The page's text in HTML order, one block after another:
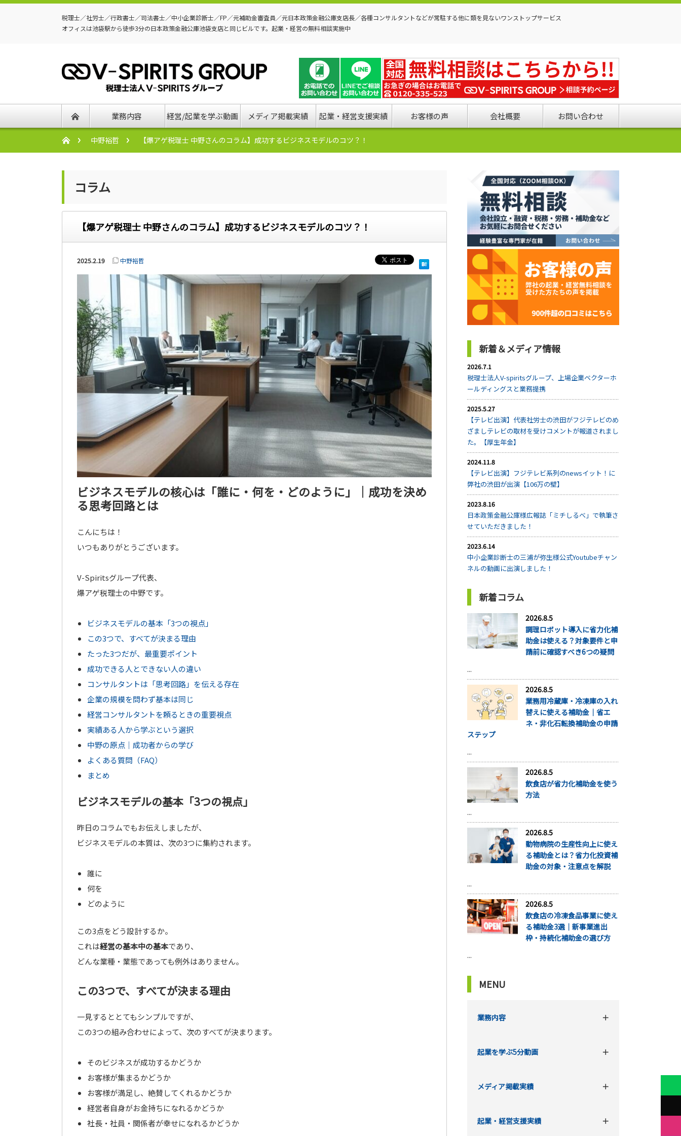
税理士／社労士／行政書士／司法書士／中小企業診断士／FP／元補助金審査員／元日本政策金融公庫支店長／各種コンサルタントなどが常駐する他に類を見ないワンストップサービス
オフィスは池袋駅から徒歩3分の日本政策金融公庫池袋支店と同じビルです。起業・経営の無料相談実施中
業務内容 経営/起業を学ぶ動画 メディア掲載実績 起業・経営支援実績 お客様の声 会社概要 お問い合わせ
中野裕哲 【爆アゲ税理士 中野さんのコラム】成功するビジネスモデルのコツ？！
コラム
【爆アゲ税理士 中野さんのコラム】成功するビジネスモデルのコツ？！
2025.2.19 中野裕哲
ビジネスモデルの核心は「誰に・何を・どのように」｜成功を決め
る思考回路とは
こんにちは！
いつもありがとうございます。
V-Spiritsグループ代表、
爆アゲ税理士の中野です。
ビジネスモデルの基本「3つの視点」
この3つで、すべてが決まる理由
たった3つだが、最重要ポイント
成功できる人とできない人の違い
コンサルタントは「思考回路」を伝える存在
企業の規模を問わず基本は同じ
経営コンサルタントを頼るときの重要視点
実績ある人から学ぶという選択
中野の原点｜成功者からの学び
よくある質問（FAQ）
まとめ
ビジネスモデルの基本「3つの視点」
昨日のコラムでもお伝えしましたが、
ビジネスモデルの本質は、次の3つに集約されます。
誰に
何を
どのように
この3点をどう設計するか。
これは経営の基本中の基本であり、
どんな業種・業態であっても例外はありません。
この3つで、すべてが決まる理由
一見するととてもシンプルですが、
この3つの組み合わせによって、次のすべてが決まります。
そのビジネスが成功するかどうか
お客様が集まるかどうか
お客様が満足し、絶賛してくれるかどうか
経営者自身がお金持ちになれるかどうか
社長・社員・関係者が幸せになれるかどうか
新着＆メディア情報
2026.7.1
税理士法人V-spiritsグループ、上場企業ベクターホ
ールディングスと業務提携
2025.5.27
【テレビ出演】代表社労士の渋田がフジテレビのめ
ざましテレビの取材を受けコメントが報道されまし
た。【厚生年金】
2024.11.8
【テレビ出演】フジテレビ系列のnewsイット！に
弊社の渋田が出演【106万の壁】
2023.8.16
日本政策金融公庫様広報誌「ミチしるべ」で執筆さ
せていただきました！
2023.6.14
中小企業診断士の三浦が弥生様公式Youtubeチャン
ネルの動画に出演しました！
新着コラム
2026.8.5
調理ロボット導入に省力化補
助金は使える？対象要件と申
請前に確認すべき6つの疑問
...
2026.8.5
業務用冷蔵庫・冷凍庫の入れ
替えに使える補助金｜省エ
ネ・非化石転換補助金の申請
ステップ
...
2026.8.5
飲食店が省力化補助金を使う
方法
...
2026.8.5
動物病院の生産性向上に使え
る補助金とは？省力化投資補
助金の対象・注意点を解説
...
2026.8.5
飲食店の冷凍食品事業に使え
る補助金3選｜新事業進出
枠・持続化補助金の選び方
...
MENU
業務内容
起業を学ぶ5分動画
メディア掲載実績
起業・経営支援実績